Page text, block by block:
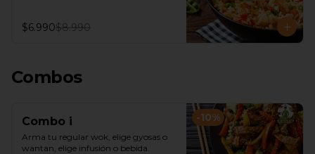
$6.990$8.990
Combos
-10%
Combo i
Arma tu regular wok, elige gyosas o
wantan, elige infusión o bebida.